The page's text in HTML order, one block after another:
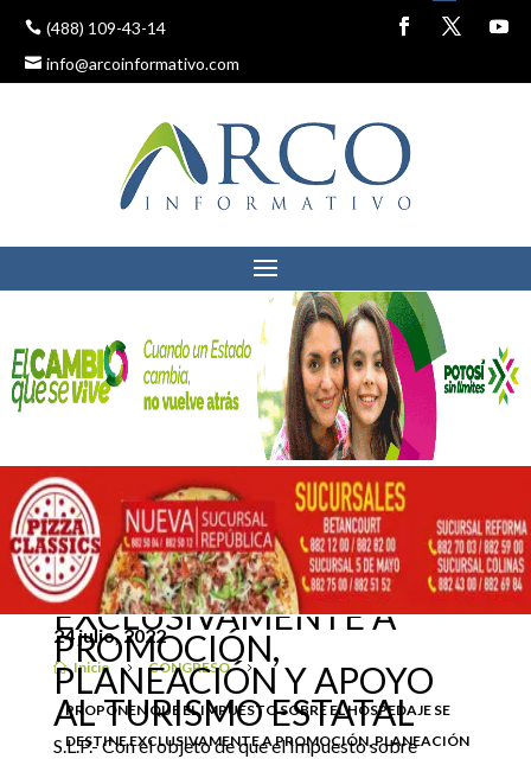
(488) 109-43-14
info@arcoinformativo.com
 Inicio 5 CONGRESO 5
PROPONEN QUE EL IMPUESTO SOBRE EL HOSPEDAJE SE
DESTINE EXCLUSIVAMENTE A PROMOCIÓN, PLANEACIÓN
PROPONEN QUE EL
IMPUESTO SOBRE EL
HOSPEDAJE SE DESTINE
EXCLUSIVAMENTE A
PROMOCIÓN,
PLANEACIÓN Y APOYO
AL TURISMO ESTATAL
24 julio, 2022
S.L.P.- Con el objeto de que el Impuesto sobre